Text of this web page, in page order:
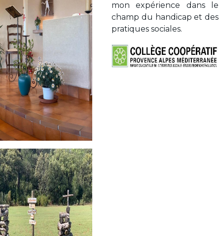
mon expérience dans le
champ du handicap et des
pratiques sociales.